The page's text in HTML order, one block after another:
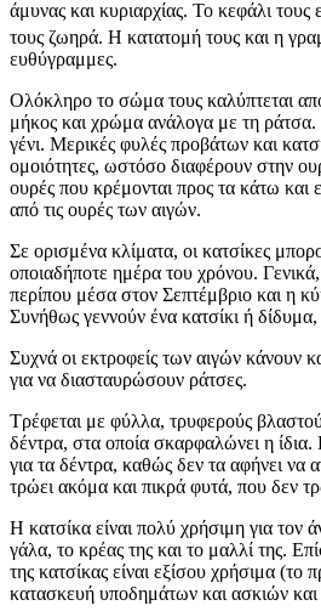
άμυνας και κυριαρχίας. Το κεφάλι τους
τους ζωηρά. Η κατατομή τους και η
ευθύγραμμες.
Ολόκληρο το σώμα τους καλύπτεται
μήκος και χρώμα ανάλογα με τη
γένι. Μερικές φυλές προβάτων και
ομοιότητες, ωστόσο διαφέρουν στην
ουρές που κρέμονται προς τα κάτω και
από τις ουρές των αιγών.
Σε ορισμένα κλίματα, οι κατσίκες
οποιαδήποτε ημέρα του χρόνου.
περίπου μέσα στον Σεπτέμβριο και η
Συνήθως γεννούν ένα κατσίκι ή
Συχνά οι εκτροφείς των αιγών κάνουν
για να διασταυρώσουν ράτσες.
Τρέφεται με φύλλα, τρυφερούς
δέντρα, στα οποία σκαρφαλώνει η ίδια.
για τα δέντρα, καθώς δεν τα αφήνει να
τρώει ακόμα και πικρά φυτά, που δεν
Η κατσίκα είναι πολύ χρήσιμη για τον
γάλα, το κρέας της και το μαλλί της.
της κατσίκας είναι εξίσου χρήσιμα (το
κατασκευή υποδημάτων και ασκιών